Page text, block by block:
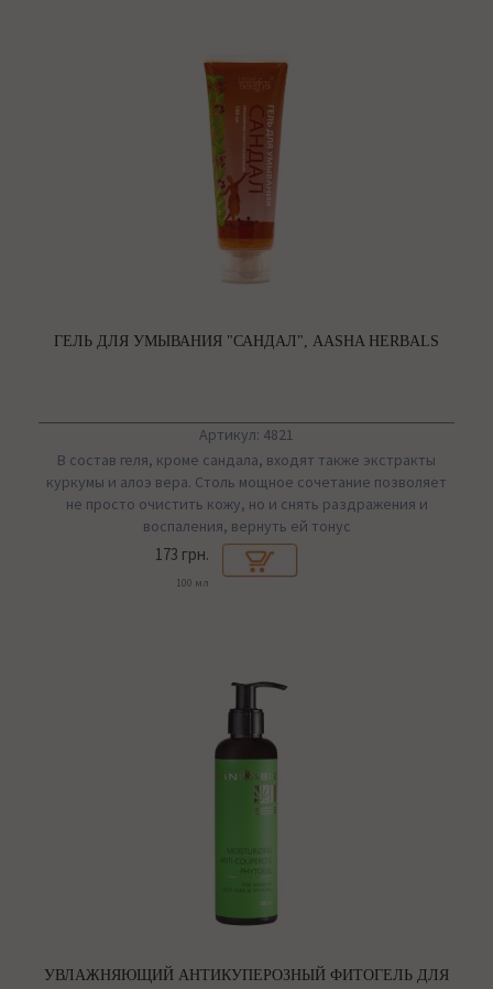
ГЕЛЬ ДЛЯ УМЫВАНИЯ "САНДАЛ", AASHA HERBALS
Артикул: 4821
В состав геля, кроме сандала, входят также экстракты
куркумы и алоэ вера. Столь мощное сочетание позволяет
не просто очистить кожу, но и снять раздражения и
воспаления, вернуть ей тонус
173 грн.
100 мл
УВЛАЖНЯЮЩИЙ АНТИКУПЕРОЗНЫЙ ФИТОГЕЛЬ ДЛЯ